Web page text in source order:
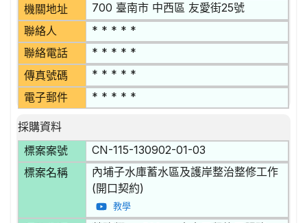
機關地址 700 臺南市 中西區 友愛街25號
聯絡人 * * * * *
聯絡電話 * * * * *
傳真號碼 * * * * *
電子郵件 * * * * *
採購資料
標案案號
CN-115-130902-01-03
標案名稱
內埔子水庫蓄水區及護岸整治整修工作
(開口契約)
教學